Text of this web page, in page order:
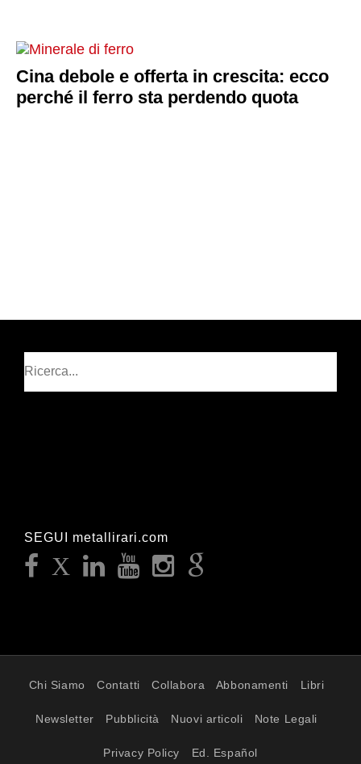
Cina debole e offerta in crescita: ecco
perché il ferro sta perdendo quota
SEGUI metallirari.com
Chi Siamo Contatti Collabora Abbonamenti Libri
Newsletter Pubblicità Nuovi articoli Note Legali
Privacy Policy Ed. Español